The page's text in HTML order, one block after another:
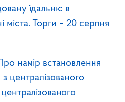
їдальню в
міста. Торги – 20 серпня
намір встановлення
централізованого